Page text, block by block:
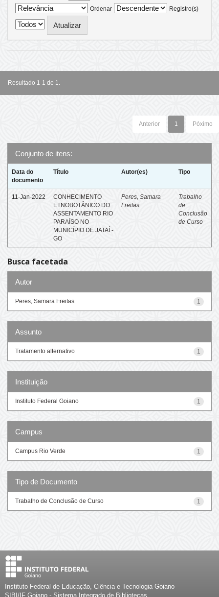
Ordenar
Registro(s)
Resultado 1-1 de 1.
Anterior 1 Póximo
Conjunto de itens:
Data do
documento
Título Autor(es) Tipo
11-Jan-2022
CONHECIMENTO
ETNOBOTÂNICO DO
ASSENTAMENTO RIO
PARAÍSO NO
MUNICÍPIO DE JATAÍ -
GO
Peres, Samara
Freitas
Trabalho
de
Conclusão
de Curso
Busca facetada
Autor
1
Peres, Samara Freitas
Assunto
1
Tratamento alternativo
Instituição
1
Instituto Federal Goiano
Campus
1
Campus Rio Verde
Tipo de Documento
1
Trabalho de Conclusão de Curso
Instituto Federal de Educação, Ciência e Tecnologia Goiano
SIBI/IF Goiano - Sistema Integrado de Bibliotecas